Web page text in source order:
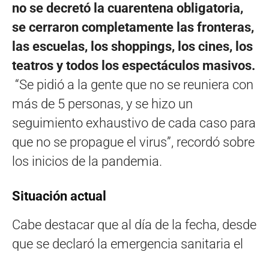
no se decretó la cuarentena obligatoria,
se cerraron completamente las fronteras,
las escuelas, los shoppings, los cines, los
teatros y todos los espectáculos masivos.
“Se pidió a la gente que no se reuniera con
más de 5 personas, y se hizo un
seguimiento exhaustivo de cada caso para
que no se propague el virus”, recordó sobre
los inicios de la pandemia.
Situación actual
Cabe destacar que al día de la fecha, desde
que se declaró la emergencia sanitaria el